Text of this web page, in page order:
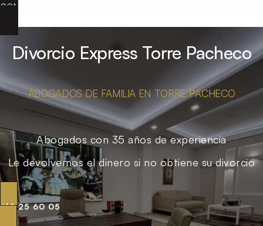
CONTACTO
Divorcio Express Torre Pacheco
ABOGADOS DE FAMILIA EN TORRE PACHECO
Abogados con 35 años de experiencia
Le devolvemos el dinero si no obtiene su divorcio
619 25 60 05